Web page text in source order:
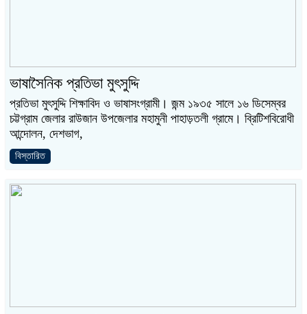
ভাষাসৈনিক প্রতিভা মুৎসুদ্দি
প্রতিভা মুৎসুদ্দি শিক্ষাবিদ ও ভাষাসংগ্রামী। জন্ম ১৯৩৫ সালে ১৬ ডিসেম্বর
চট্টগ্রাম জেলার রাউজান উপজেলার মহামুনী পাহাড়তলী গ্রামে। ব্রিটিশবিরোধী
আন্দোলন, দেশভাগ,
বিস্তারিত